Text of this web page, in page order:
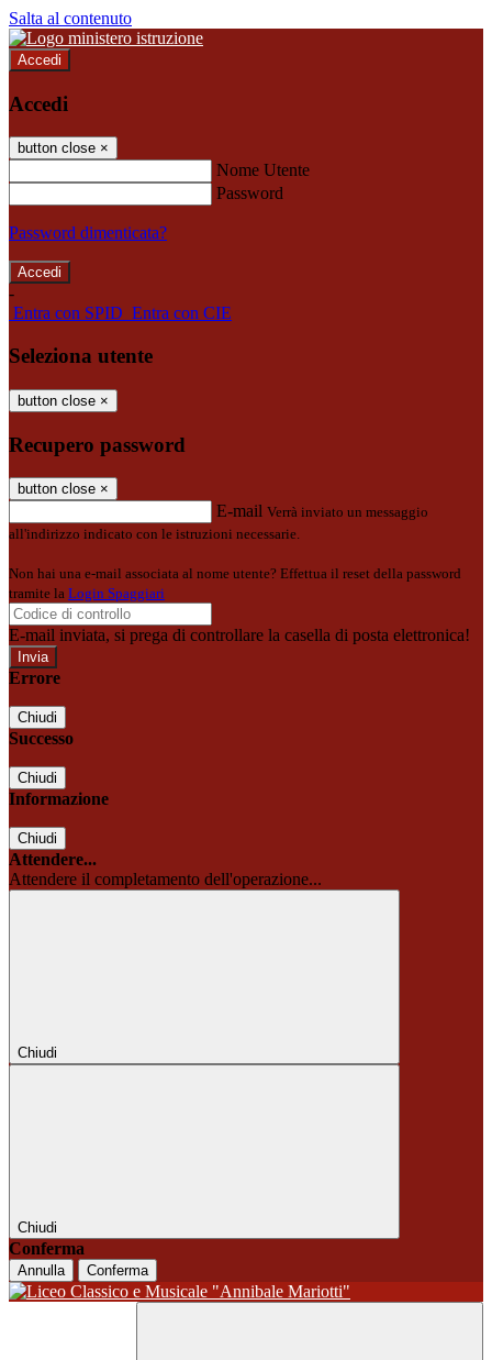
Salta al contenuto
Accedi
Accedi
button close ×
Nome Utente
Password
Password dimenticata?
-
Entra con SPID Entra con CIE
Seleziona utente
button close ×
Recupero password
button close ×
E-mail Verrà inviato un messaggio
all'indirizzo indicato con le istruzioni necessarie.
Non hai una e-mail associata al nome utente? Effettua il reset della password
tramite la Login Spaggiari
E-mail inviata, si prega di controllare la casella di posta elettronica!
Errore
Chiudi
Successo
Chiudi
Informazione
Chiudi
Attendere...
Attendere il completamento dell'operazione...
Chiudi
Chiudi
Conferma
Annulla Conferma